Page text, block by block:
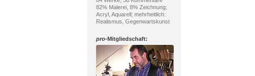
82% Malerei, 8% Zeichnung;
Acryl, Aquarell; mehrheitlich:
Realismus, Gegenwartskunst
pro-Mitgliedschaft: